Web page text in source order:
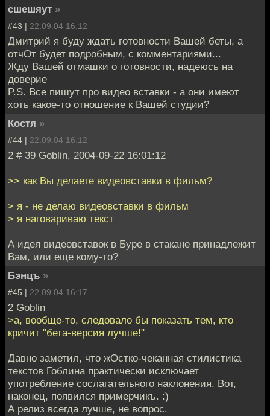
сшешяут »
#43 | 22.09.04 16:12
Дмитрий я буду ждать готовности Вашей беты, а
отчОт будет подробным, с комментариями...
Жду Вашей отмашки о готовности, надеюсь на
доверие
P.S. Все пишут про видео вставки - а они имеют
хоть какое-то отношение к Вашей студии?
Костя »
#44 | 22.09.04 16:12
2 # 39 Goblin, 2004-09-22 16:01:12
>> как Вы делаете видеовставки в фильм?
> я - не делаю видеовставки в фильм
> я наговариваю текст
А идея видеовставок в Буре в стакане принадлежит
Вам, или еще кому-то?
Бэнцъ »
#45 | 22.09.04 16:17
2 Goblin
>а, вообще-то, следовало бы показать тем, кто
кричит "бета-версия лучше!"
Давно заметил, что жОстко-чеканная стилистика
текстов Гоблина практически исключает
употребление сослагательного наклонения. Вот,
наконец, появился примерчикъ. :)
А релиз всегда лучше, не вопрос.